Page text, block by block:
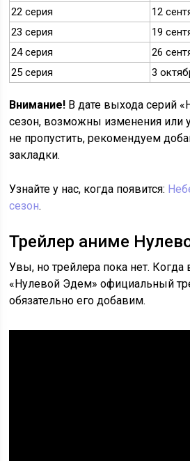
22 серия
12
23 серия
19
24 серия
26
25 серия
3
Внимание! В дате выхода серий
сезон, возможны изменения или
не пропустить, рекомендуем
закладки.
Узнайте у нас, когда появится:
сезон.
Трейлер аниме
Увы, но трейлера пока нет.
«Нулевой Эдем» официальный
обязательно его добавим.